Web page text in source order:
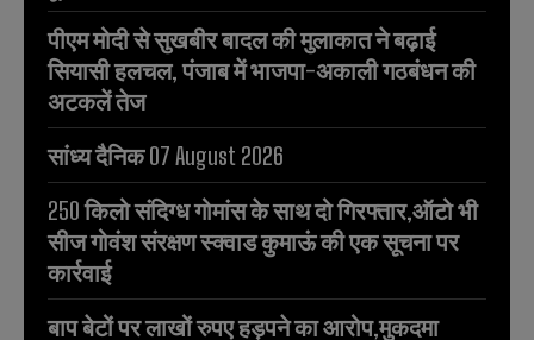
पीएम मोदी से सुखबीर बादल की मुलाकात ने बढ़ाई
सियासी हलचल, पंजाब में भाजपा-अकाली गठबंधन की
अटकलें तेज
सांध्य दैनिक 07 August 2026
250 किलो संदिग्ध गोमांस के साथ दो गिरफ्तार,ऑटो भी
सीज गोवंश संरक्षण स्क्वाड कुमाऊं की एक सूचना पर
कार्रवाई
बाप बेटों पर लाखों रुपए हड़पने का आरोप,मुकदमा